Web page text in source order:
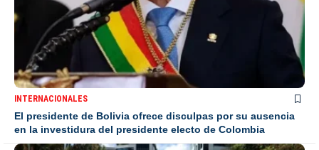
INTERNACIONALES
El presidente de Bolivia ofrece disculpas por su ausencia
en la investidura del presidente electo de Colombia